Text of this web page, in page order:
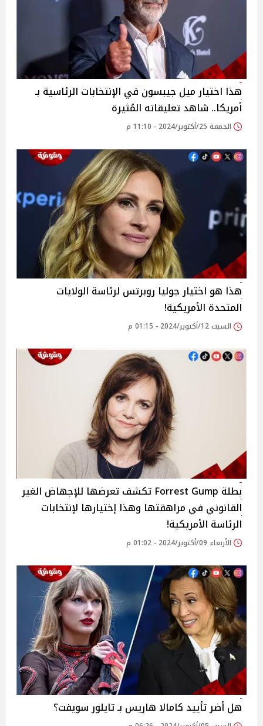
هذا اختيار ميل جيبسون في الإنتخابات الرئاسية بـ
أمريكا.. شاهد تعليقاته المُثيرة
الجمعة 25/أكتوبر/2024 - 11:10 م
هذا هو اختيار جوليا روبرتس لرئاسة الولايات
المتحدة الأمريكية!
السبت 12/أكتوبر/2024 - 01:15 م
بطلة Forrest Gump تكشف تعرضها للإجهاض الغير
القانوني في مراهقتها وهذا إختيارها لإنتخابات
الرئاسة الأمريكية!
الأربعاء 09/أكتوبر/2024 - 01:02 م
هل أضر تأييد كامالا هاريس بـ تايلور سويفت؟